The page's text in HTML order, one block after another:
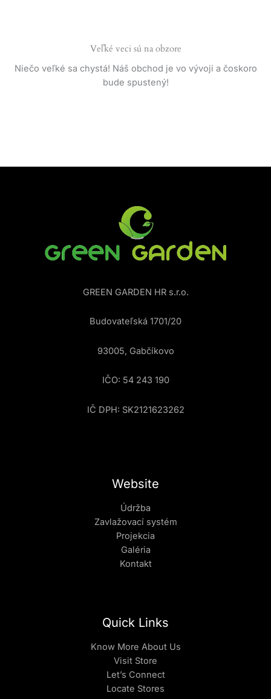
Veľké veci sú na obzore
Niečo veľké sa chystá! Náš obchod je vo vývoji a čoskoro
bude spustený!
GREEN GARDEN HR s.r.o.
Budovateľská 1701/20
93005, Gabčíkovo
IČO: 54 243 190
IČ DPH: SK2121623262
Website
Údržba
Zavlažovací systém
Projekcia
Galéria
Kontakt
Quick Links
Know More About Us
Visit Store
Let’s Connect
Locate Stores